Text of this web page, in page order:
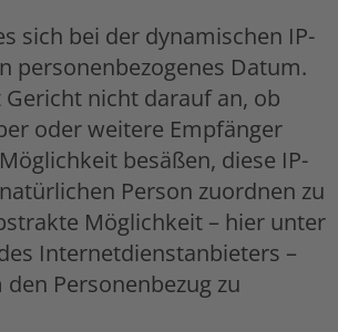
sich bei der dynamischen IP-
personenbezogenes Datum.
nicht darauf an, ob
oder weitere Empfänger
besäßen, diese IP-
Person zuordnen zu
Möglichkeit – hier unter
Internetdienstanbieters –
Personenbezug zu